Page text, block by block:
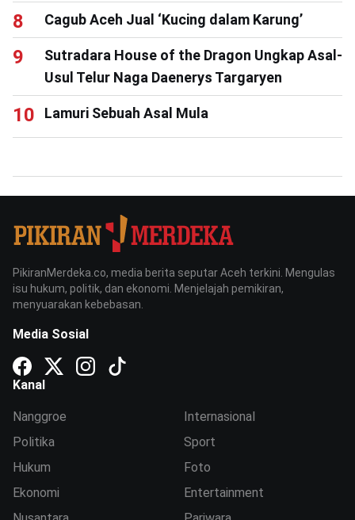
Cagub Aceh Jual ‘Kucing dalam Karung’
Sutradara House of the Dragon Ungkap Asal-
Usul Telur Naga Daenerys Targaryen
Lamuri Sebuah Asal Mula
PikiranMerdeka.co, media berita seputar Aceh terkini. Mengulas
isu hukum, politik, dan ekonomi. Menjelajah pemikiran,
menyuarakan kebebasan.
Media Sosial
Kanal
Nanggroe
Politika
Hukum
Ekonomi
Internasional
Sport
Foto
Entertainment